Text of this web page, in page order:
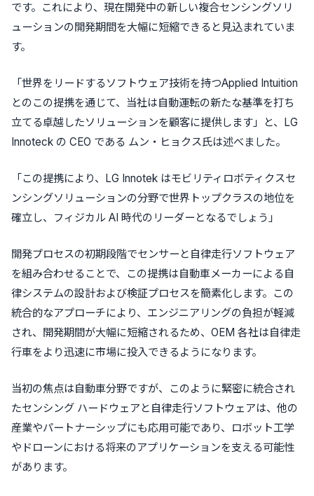
です。これにより、現在開発中の新しい複合センシングソリ
ューションの開発期間を大幅に短縮できると見込まれていま
す。
「世界をリードするソフトウェア技術を持つApplied Intuition
とのこの提携を通じて、当社は自動運転の新たな基準を打ち
立てる卓越したソリューションを顧客に提供します」と、LG
Innoteck の CEO である ムン・ヒョクス氏は述べました。
「この提携により、LG Innotek はモビリティロボティクスセ
ンシングソリューションの分野で世界トップクラスの地位を
確立し、フィジカル AI 時代のリーダーとなるでしょう」
開発プロセスの初期段階でセンサーと自律走行ソフトウェア
を組み合わせることで、この提携は自動車メーカーによる自
律システムの設計および検証プロセスを簡素化します。この
統合的なアプローチにより、エンジニアリングの負担が軽減
され、開発期間が大幅に短縮されるため、OEM 各社は自律走
行車をより迅速に市場に投入できるようになります。
当初の焦点は自動車分野ですが、このように緊密に統合され
たセンシング ハードウェアと自律走行ソフトウェアは、他の
産業やパートナーシップにも応用可能であり、ロボット工学
やドローンにおける将来のアプリケーションを支える可能性
があります。